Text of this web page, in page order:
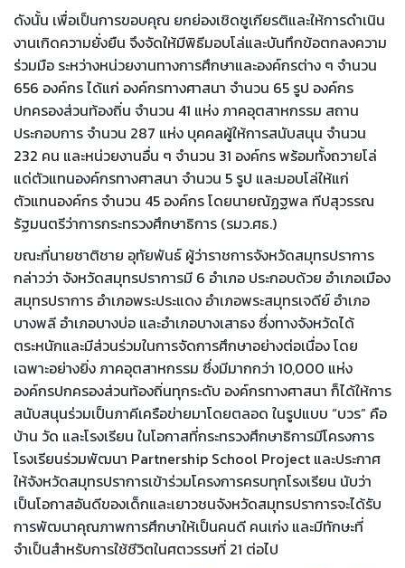
ดังนั้น เพื่อเป็นการขอบคุณ ยกย่องเชิดชูเกียรติและให้การดำเนิน
งานเกิดความยั่งยืน จึงจัดให้มีพิธีมอบโล่และบันทึกข้อตกลงความ
ร่วมมือ ระหว่างหน่วยงานทางการศึกษาและองค์กรต่าง ๆ จำนวน
656 องค์กร ได้แก่ องค์กรทางศาสนา จำนวน 65 รูป องค์กร
ปกครองส่วนท้องถิ่น จำนวน 41 แห่ง ภาคอุตสาหกรรม สถาน
ประกอบการ จำนวน 287 แห่ง บุคคลผู้ให้การสนับสนุน จำนวน
232 คน และหน่วยงานอื่น ๆ จำนวน 31 องค์กร พร้อมทั้งถวายโล่
แด่ตัวแทนองค์กรทางศาสนา จำนวน 5 รูป และมอบโล่ให้แก่
ตัวแทนองค์กร จำนวน 45 องค์กร โดยนายณัฏฐพล ทีปสุวรรณ
รัฐมนตรีว่าการกระทรวงศึกษาธิการ (รมว.ศธ.)
ขณะที่นายชาติชาย อุทัยพันธ์ ผู้ว่าราชการจังหวัดสมุทรปราการ
กล่าวว่า จังหวัดสมุทรปราการมี 6 อำเภอ ประกอบด้วย อำเภอเมือง
สมุทรปราการ อำเภอพระประแดง อำเภอพระสมุทรเจดีย์ อำเภอ
บางพลี อำเภอบางบ่อ และอำเภอบางเสาธง ซึ่งทางจังหวัดได้
ตระหนักและมีส่วนร่วมในการจัดการศึกษาอย่างต่อเนื่อง โดย
เฉพาะอย่างยิ่ง ภาคอุตสาหกรรม ซึ่งมีมากกว่า 10,000 แห่ง
องค์กรปกครองส่วนท้องถิ่นทุกระดับ องค์กรทางศาสนา ก็ได้ให้การ
สนับสนุนร่วมเป็นภาคีเครือข่ายมาโดยตลอด ในรูปแบบ “บวร” คือ
บ้าน วัด และโรงเรียน ในโอกาสที่กระทรวงศึกษาธิการมีโครงการ
โรงเรียนร่วมพัฒนา Partnership School Project และประกาศ
ให้จังหวัดสมุทรปราการเข้าร่วมโครงการครบทุกโรงเรียน นับว่า
เป็นโอกาสอันดีของเด็กและเยาวชนจังหวัดสมุทรปราการจะได้รับ
การพัฒนาคุณภาพการศึกษาให้เป็นคนดี คนเก่ง และมีทักษะที่
จำเป็นสำหรับการใช้ชีวิตในศตวรรษที่ 21 ต่อไป